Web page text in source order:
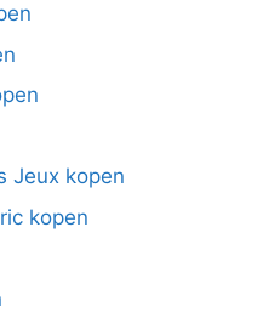
Jeux kopen
kopen